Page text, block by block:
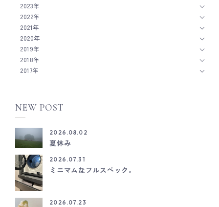
2023年
2022年
2021年
2020年
2019年
2018年
2017年
NEW POST
2026.08.02
夏休み
2026.07.31
ミニマムなフルスペック。
2026.07.23